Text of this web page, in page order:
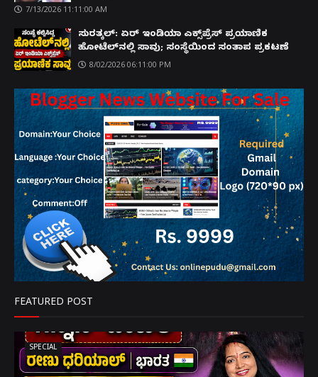
7/13/2026 11:11:00 AM
ಸುರತ್ಕಲ್: ಏರ್ ಇಂಡಿಯಾ ಎಕ್ಸ್‌ಪ್ರೆಸ್ ಪ್ರಯಾಣಿಕ
ಹೋಟೆಲ್‌ನಲ್ಲಿ ಸಾವು; ಸಂಸ್ಥೆಯಿಂದ ಸಂತಾಪ ಪ್ರಕಟಣೆ
8/02/2026 06:11:00 PM
FEATURED POST
SPECIAL